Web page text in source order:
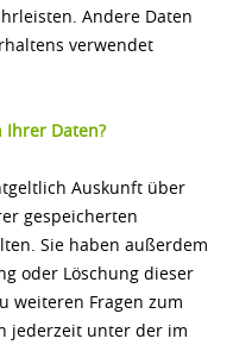
Andere Daten
verwendet
Ihrer Daten?
Auskunft über
gespeicherten
Sie haben außerdem
oder Löschung dieser
weiteren Fragen zum
jederzeit unter der im